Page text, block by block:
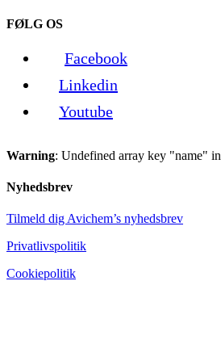
FØLG OS
Facebook
Linkedin
Youtube
Warning: Undefined array key "name" in
Nyhedsbrev
Tilmeld dig Avichem’s nyhedsbrev
Privatlivspolitik
Cookiepolitik